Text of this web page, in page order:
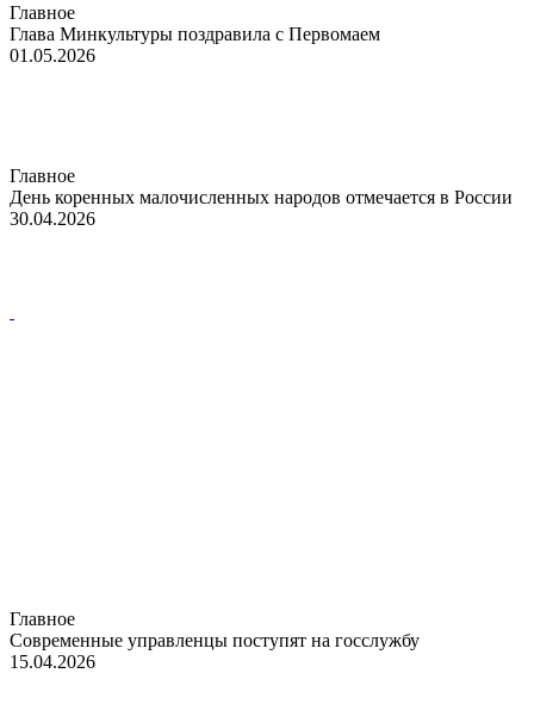
Главное
Глава Минкультуры поздравила с Первомаем
01.05.2026
Главное
День коренных малочисленных народов отмечается в России
30.04.2026
Главное
Современные управленцы поступят на госслужбу
15.04.2026